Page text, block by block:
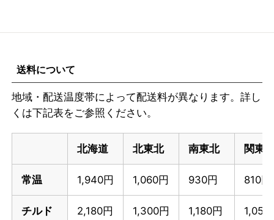
送料について
地域・配送温度帯によって配送料が異なります。詳し
くは下記表をご参照ください。
北海道 北東北 南東北 関東
常温 1,940円 1,060円 930円 810円
チルド 2,180円 1,300円 1,180円 1,050